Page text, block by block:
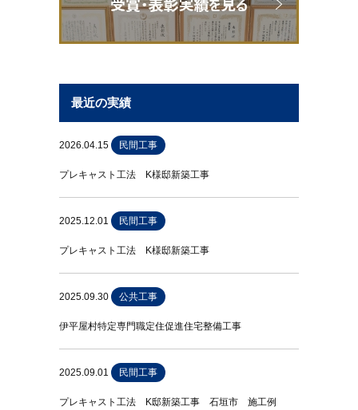
最近の実績
2026.04.15 民間工事
プレキャスト工法 K様邸新築工事
2025.12.01 民間工事
プレキャスト工法 K様邸新築工事
2025.09.30 公共工事
伊平屋村特定専門職定住促進住宅整備工事
2025.09.01 民間工事
プレキャスト工法 K邸新築工事 石垣市 施工例